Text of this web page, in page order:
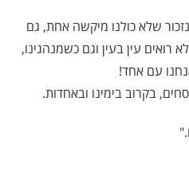
שלא כולנו מיקשה אחת, גם
רואים עין בעין וגם כשמנהגינו,
עם אחד!
בקרוב בימינו ובאחדות.